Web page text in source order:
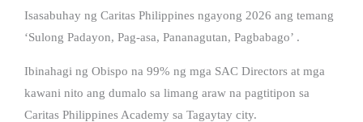
Isasabuhay ng Caritas Philippines ngayong 2026 ang temang
‘Sulong Padayon, Pag-asa, Pananagutan, Pagbabago’ .
Ibinahagi ng Obispo na 99% ng mga SAC Directors at mga
kawani nito ang dumalo sa limang araw na pagtitipon sa
Caritas Philippines Academy sa Tagaytay city.